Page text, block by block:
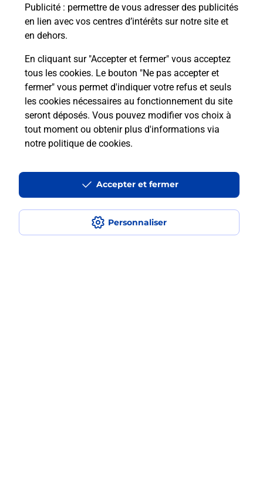
Publicité : permettre de vous adresser des publicités
en lien avec vos centres d’intérêts sur notre site et
en dehors.
En cliquant sur "Accepter et fermer" vous acceptez
tous les cookies. Le bouton "Ne pas accepter et
fermer" vous permet d'indiquer votre refus et seuls
les cookies nécessaires au fonctionnement du site
seront déposés. Vous pouvez modifier vos choix à
tout moment ou obtenir plus d'informations via
notre politique de cookies.
Personnaliser
Accepter et fermer
Quel réseau utilise La Poste Mobile ?
Est-ce que je peux garder mon
numéro de mobile gratuitement ?
Est-ce que je peux bénéficier de la 5G
avec La Poste Mobile ?
Est-ce que je peux utiliser mon forfait
Est-ce que je peux payer mon iPhone
en plusieurs fois avec La Poste Mobile